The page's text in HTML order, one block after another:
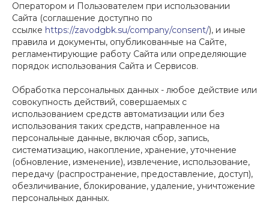
Оператором и Пользователем при использовании
Сайта (соглашение доступно по
ссылке https://zavodgbk.su/company/consent/), и иные
правила и документы, опубликованные на Сайте,
регламентирующие работу Сайта или определяющие
порядок использования Сайта и Сервисов.
Обработка персональных данных - любое действие или
совокупность действий, совершаемых с
использованием средств автоматизации или без
использования таких средств, направленное на
персональные данные, включая сбор, запись,
систематизацию, накопление, хранение, уточнение
(обновление, изменение), извлечение, использование,
передачу (распространение, предоставление, доступ),
обезличивание, блокирование, удаление, уничтожение
персональных данных.